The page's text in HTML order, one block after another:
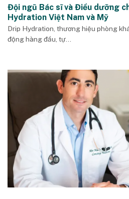
Đội ngũ Bác sĩ và Điều dưỡng
Hydration Việt Nam và Mỹ
Drip Hydration, thương hiệu phòng
động hàng đầu, tự...